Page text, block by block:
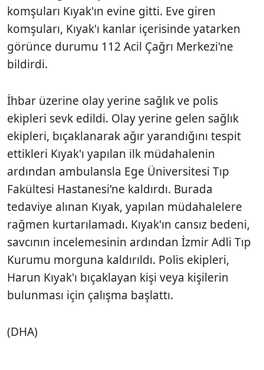
komşuları Kıyak'ın evine gitti. Eve giren
komşuları, Kıyak'ı kanlar içerisinde yatarken
görünce durumu 112 Acil Çağrı Merkezi'ne
bildirdi.
İhbar üzerine olay yerine sağlık ve polis
ekipleri sevk edildi. Olay yerine gelen sağlık
ekipleri, bıçaklanarak ağır yarandığını tespit
ettikleri Kıyak'ı yapılan ilk müdahalenin
ardından ambulansla Ege Üniversitesi Tıp
Fakültesi Hastanesi'ne kaldırdı. Burada
tedaviye alınan Kıyak, yapılan müdahalelere
rağmen kurtarılamadı. Kıyak'ın cansız bedeni,
savcının incelemesinin ardından İzmir Adli Tıp
Kurumu morguna kaldırıldı. Polis ekipleri,
Harun Kıyak'ı bıçaklayan kişi veya kişilerin
bulunması için çalışma başlattı.
(DHA)